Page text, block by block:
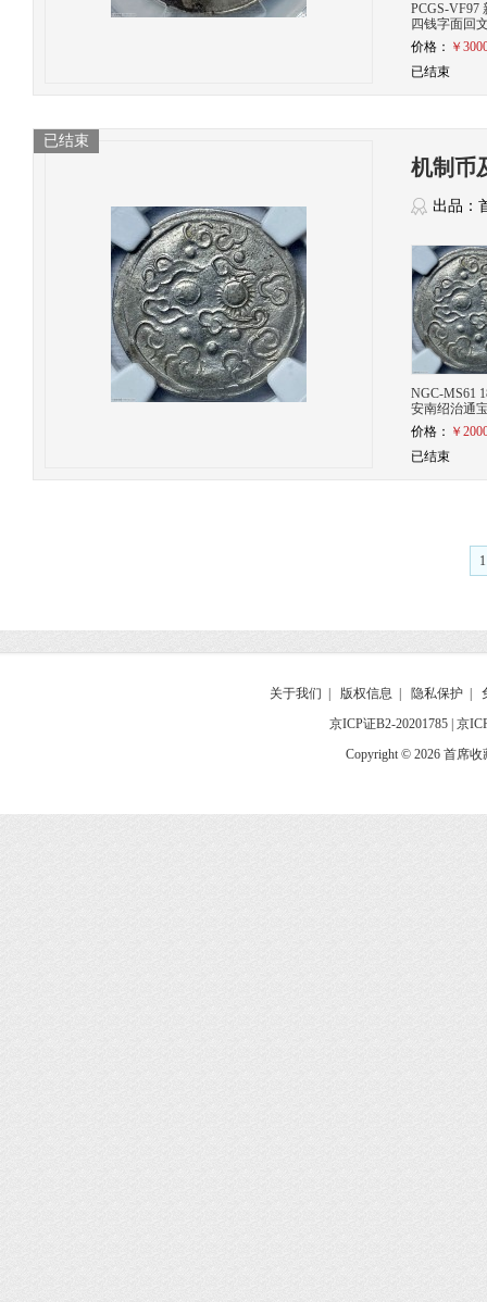
PCGS-VF97
四钱字面回
价格： ￥
已结束
已结束
机制币
出品：
NGC-MS61
安南绍治通
价格： ￥
已结束
1
关于我们 版权信息 隐私保护
京ICP证B2-20201785 京
Copyright © 2026 首席收